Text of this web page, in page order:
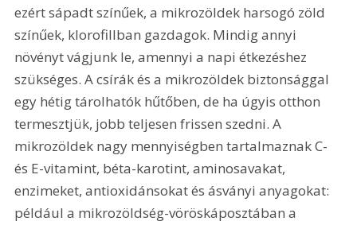
ezért sápadt színűek, a mikrozöldek harsogó zöld
színűek, klorofillban gazdagok. Mindig annyi
növényt vágjunk le, amennyi a napi étkezéshez
szükséges. A csírák és a mikrozöldek biztonsággal
egy hétig tárolhatók hűtőben, de ha úgyis otthon
termesztjük, jobb teljesen frissen szedni. A
mikrozöldek nagy mennyiségben tartalmaznak C-
és E-vitamint, béta-karotint, aminosavakat,
enzimeket, antioxidánsokat és ásványi anyagokat:
például a mikrozöldség-vöröskáposztában a